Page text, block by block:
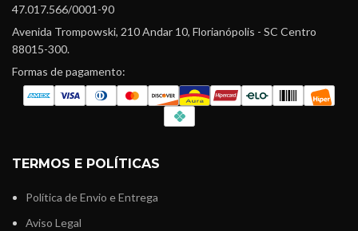
47.017.566/0001-90
Avenida Trompowski, 210 Andar 10, Florianópolis - SC Centro
88015-300.
Formas de pagamento:
TERMOS E POLÍTICAS
Política de Envio e Entrega
Aviso Legal